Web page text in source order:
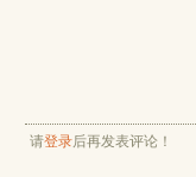
请登录后再发表评论！